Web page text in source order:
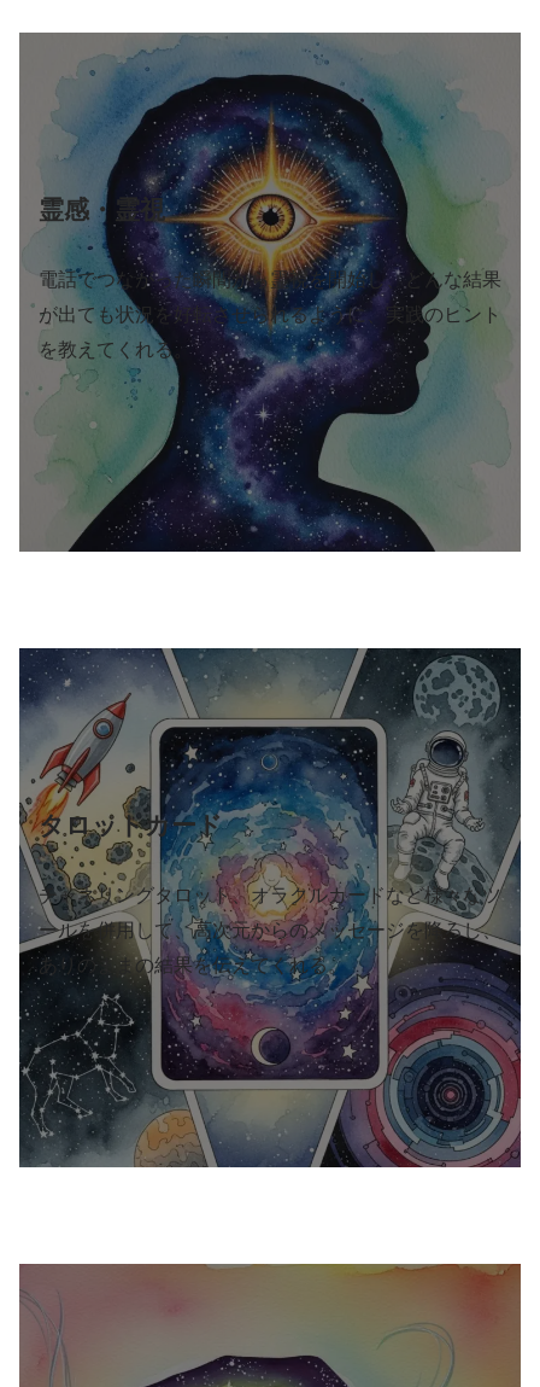
霊感・霊視
電話でつながった瞬間から霊視を開始し、どんな結果
が出ても状況を好転させられるように、実践のヒント
を教えてくれる。
タロットカード
チャネリングタロット、オラクルカードなど様々なツ
ールを併用して、高次元からのメッセージを降ろし、
ありのままの結果を伝えてくれる。